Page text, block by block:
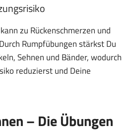
zu Rückenschmerzen und
Rumpfübungen stärkst Du
Sehnen und Bänder, wodurch
reduzierst und Deine
– Die Übungen